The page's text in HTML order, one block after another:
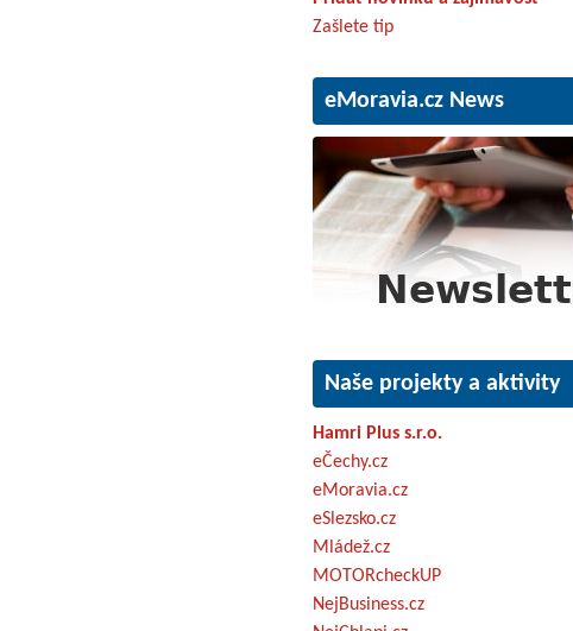
Zašlete tip
eMoravia.cz News
Naše projekty a aktivity
Hamri Plus s.r.o.
eČechy.cz
eMoravia.cz
eSlezsko.cz
Mládež.cz
MOTORcheckUP
NejBusiness.cz